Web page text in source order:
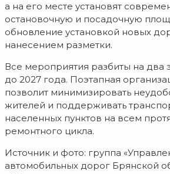
а на его месте установят
остановочную и посадочную
обновление установкой новых
нанесением разметки.
Все мероприятия разбиты на два
до 2027 года. Поэтапная
позволит минимизировать
жителей и поддерживать
населенных пунктов на всем
ремонтного цикла.
Источник и фото: группа
автомобильных дорог Брянской